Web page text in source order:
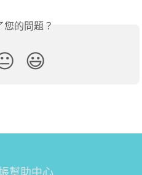
您的問題？
😃